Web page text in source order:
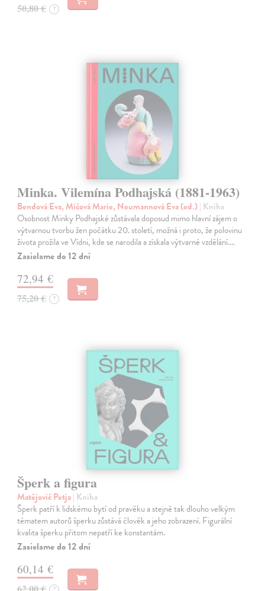
50,80 € ?
Minka. Vilemína Podhajská (1881-1963)
Bendová Eva, Míčová Marie, Neumannová Eva (ed.)| Kniha
Osobnost Minky Podhajské zůstávala doposud mimo hlavní zájem o
výtvarnou tvorbu žen počátku 20. století, možná i proto, že polovinu
života prožila ve Vídni, kde se narodila a získala výtvarné vzdělání.…
Zasielame do 12 dní
72,94 €
75,20 € ?
Šperk a figura
Matějovič Petja| Kniha
Šperk patří k lidskému bytí od pravěku a stejně tak dlouho velkým
tématem autorů šperku zůstává člověk a jeho zobrazení. Figurální
kvalita šperku přitom nepatří ke konstantám.
Zasielame do 12 dní
60,14 €
62,00 €